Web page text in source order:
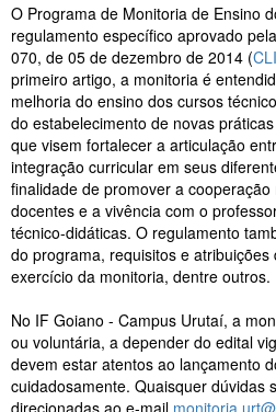
O Programa de Monitoria de Ensino
regulamento específico aprovado
070, de 05 de dezembro de 2014 (
primeiro artigo, a monitoria é
melhoria do ensino dos cursos
do estabelecimento de novas
que visem fortalecer a articulação
integração curricular em seus
finalidade de promover a
docentes e a vivência com o
técnico-didáticas. O regulamento
do programa, requisitos e
exercício da monitoria, dentre outros.
No IF Goiano - Campus Urutaí, a
ou voluntária, a depender do edital
devem estar atentos ao lançamento
cuidadosamente. Quaisquer dúvidas
direcionadas ao e-mail